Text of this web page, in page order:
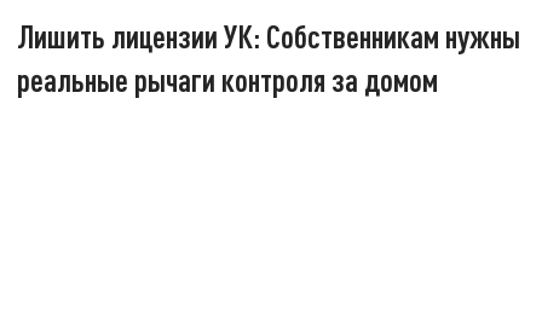
Лишить лицензии УК: Собственникам нужны
реальные рычаги контроля за домом